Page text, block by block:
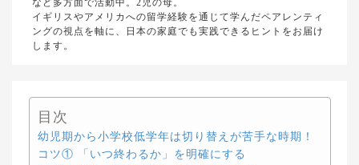
など多方面で活動中。2児の母。
イギリスやアメリカへの留学経験を通じて学んだペアレンティ
ングの視点を軸に、日本の家庭でも実践できるヒントをお届け
します。
目次
幼児期から小学校低学年は切り替えが苦手な時期！
コツ① 「いつ終わるか」を明確にする